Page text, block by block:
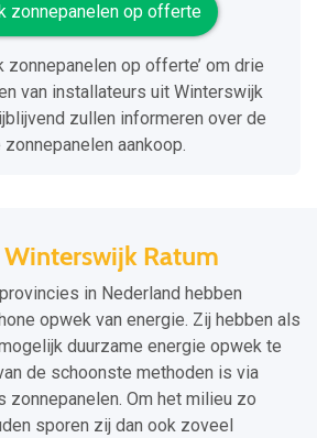
zonnepanelen op offerte
zonnepanelen op offerte’ om drie
van installateurs uit Winterswijk
zullen informeren over de
zonnepanelen aankoop.
Winterswijk Ratum
in Nederland hebben
opwek van energie. Zij hebben als
duurzame energie opwek te
de schoonste methoden is via
zonnepanelen. Om het milieu zo
sporen zij dan ook zoveel